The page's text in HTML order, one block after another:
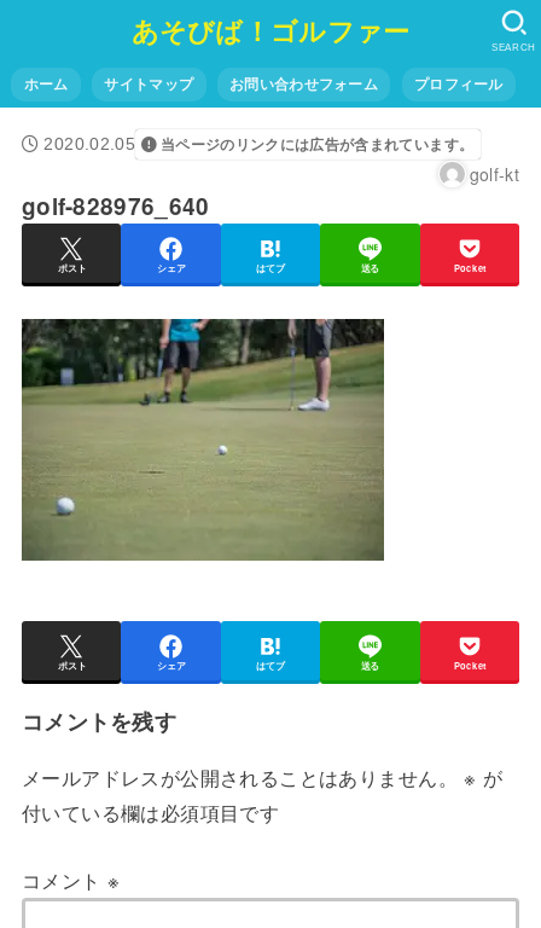
あそびば！ゴルファー
ホーム サイトマップ お問い合わせフォーム プロフィール
SEARCH
2020.02.05 当ページのリンクには広告が含まれています。
golf-kt
golf-828976_640
ポスト シェア はてブ 送る Pocket
ポスト シェア はてブ 送る Pocket
コメントを残す
メールアドレスが公開されることはありません。 ※ が
付いている欄は必須項目です
コメント ※